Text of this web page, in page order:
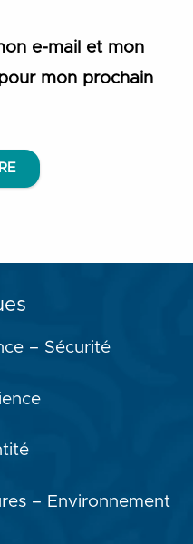
e-mail et mon
mon prochain
– Sécurité
– Environnement